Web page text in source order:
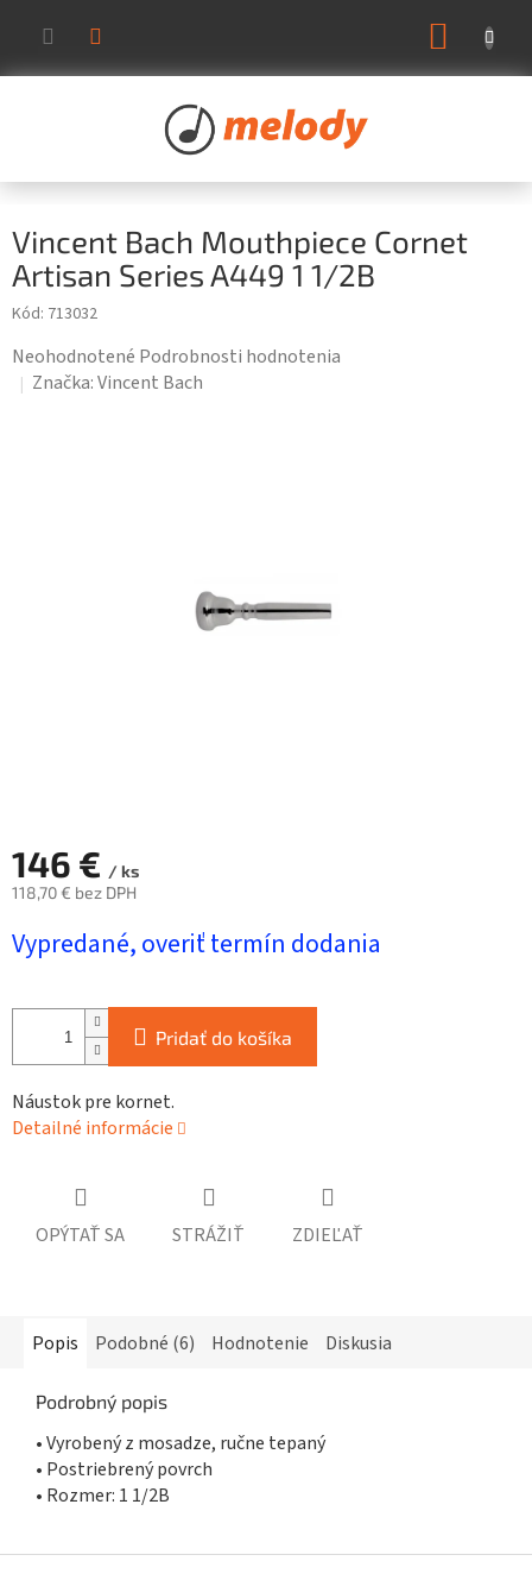
obsah
Vincent Bach Mouthpiece Cornet
Artisan Series A449 1 1/2B
Kód: 713032
Priemerné
hodnotenie
Neohodnotené Podrobnosti hodnotenia
Značka:Vincent Bach
146 € / ks
118,70 € bez DPH
cena:
Vypredané, overiť termín dodania
Pridať do košíka
Náustok pre kornet.
Detailné informácie
OPÝTAŤ SA STRÁŽIŤ ZDIEĽAŤ
Popis Podobné (6) Hodnotenie Diskusia
Podrobný popis
• Vyrobený z mosadze, ručne tepaný
• Postriebrený povrch
• Rozmer: 1 1/2B